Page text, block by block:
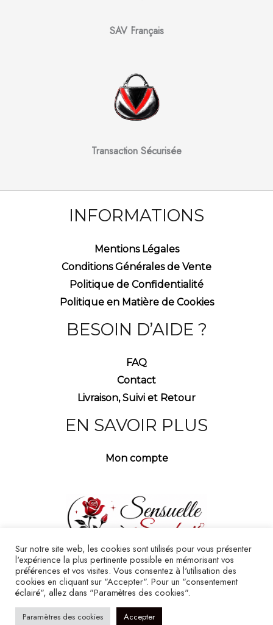
SAV Français
Transaction Sécurisée
INFORMATIONS
Mentions Légales
Conditions Générales de Vente
Politique de Confidentialité
Politique en Matière de Cookies
BESOIN D’AIDE ?
FAQ
Contact
Livraison, Suivi et Retour
EN SAVOIR PLUS
Mon compte
Copyright © 2026 Sensuelle à Souhait
Sur notre site web, les cookies sont utilisés pour vous présenter
l'expérience la plus pertinente possible en mémorisant vos
préférences et vos visites. Vous consentez à l'utilisation des
cookies en cliquant sur "Accepter". Pour un "consentement
éclairé", allez dans "Paramètres des cookies".
Paramètres des cookies Accepter